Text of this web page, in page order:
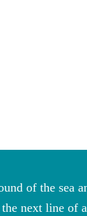
of the sea
next line of